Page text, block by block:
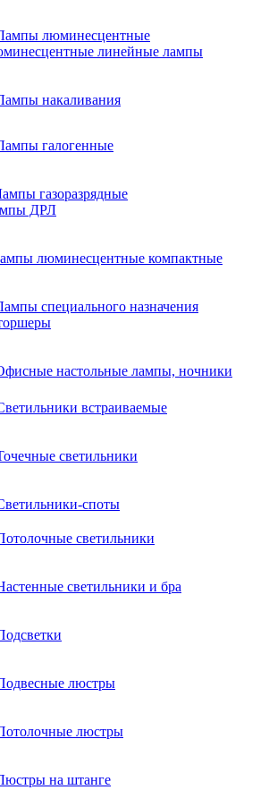
люминесцентные
линейные лампы
накаливания
галогенные
газоразрядные
ДРЛ
люминесцентные компактные
специального назначения
настольные лампы, ночники
встраиваемые
светильники
споты
светильники
светильники и бра
люстры
люстры
на штанге